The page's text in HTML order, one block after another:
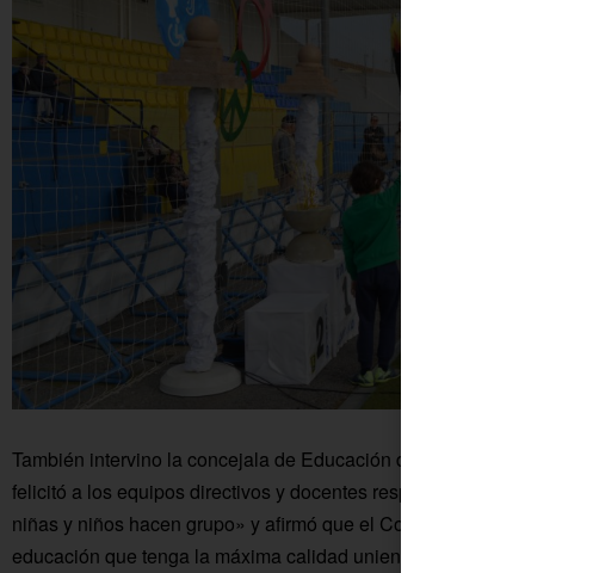
También intervino la concejala de Educación del Ayuntamiento de
felicitó a los equipos directivos y docentes responsables por «estas
niñas y niños hacen grupo» y afirmó que el Consistorio seguirá
educación que tenga la máxima calidad uniendo a los pueblos».